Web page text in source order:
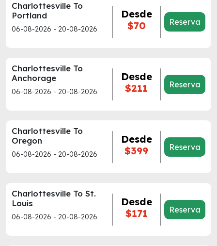
Charlottesville To
Portland
06-08-2026 - 20-08-2026
Desde
$70
Reserva
Charlottesville To
Anchorage
06-08-2026 - 20-08-2026
Desde
$211
Reserva
Charlottesville To
Oregon
06-08-2026 - 20-08-2026
Desde
$399
Reserva
Charlottesville To St.
Louis
06-08-2026 - 20-08-2026
Desde
$171
Reserva